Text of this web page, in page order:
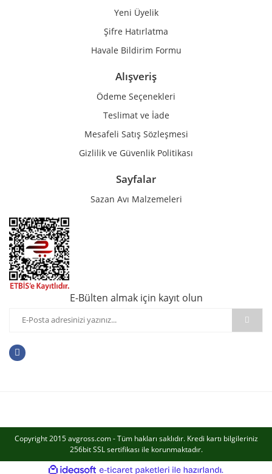
Gönder
Yeni Üyelik
Şifre Hatırlatma
Havale Bildirim Formu
Alışveriş
Ödeme Seçenekleri
Teslimat ve İade
Mesafeli Satış Sözleşmesi
Gizlilik ve Güvenlik Politikası
Sayfalar
Sazan Avı Malzemeleri
E-Bülten almak için kayıt olun
Copyright 2015 avgross.com - Tüm hakları saklıdır. Kredi kartı bilgileriniz
256bit SSL sertifikası ile korunmaktadır.
ideasoft e-